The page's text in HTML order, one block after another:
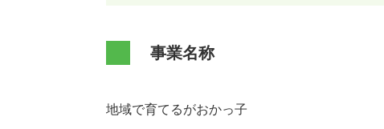
事業名称
地域で育てるがおかっ子